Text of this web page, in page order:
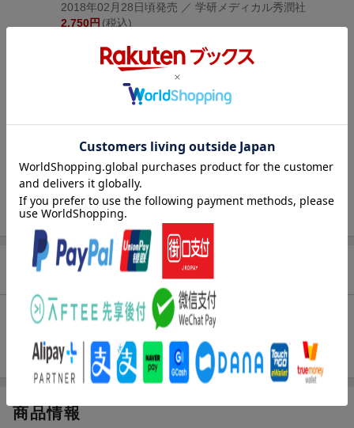
2018年02月28日頃発売 ／ 学研メディカル秀潤社
2,750円 (税込)
心得ておきたい基本的な知識
小原 真理子
2019年03月28日頃発売／ 南山堂
合計 5,830円（税込）
2点とも買い物かごに入れる
お気に入り新着通知
未追加： 2件
商品情報